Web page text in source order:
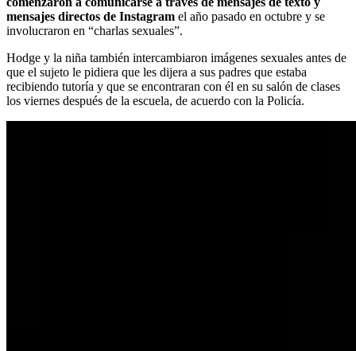
mensajes directos de Instagram el año pasado en octubre y se
involucraron en “charlas sexuales”.
Hodge y la niña también intercambiaron imágenes sexuales antes de
que el sujeto le pidiera que les dijera a sus padres que estaba
recibiendo tutoría y que se encontraran con él en su salón de clases
los viernes después de la escuela, de acuerdo con la Policía.